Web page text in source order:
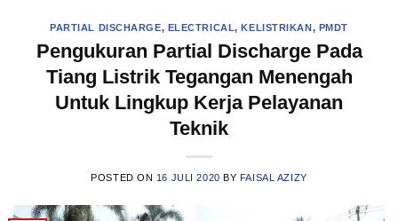
PARTIAL DISCHARGE, ELECTRICAL,KELISTRIKAN, PMDT
Pengukuran Partial Discharge Pada
Tiang Listrik Tegangan Menengah
Untuk Lingkup Kerja Pelayanan
Teknik
POSTED ON 16 JULI 2020 BY FAISAL AZIZY